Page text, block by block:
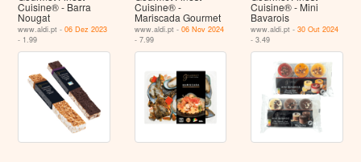
Cuisine® - Barra
Nougat
www.aldi.pt -06 Dez 2023
- 1.99
Cuisine® -
Mariscada Gourmet
www.aldi.pt - 06 Nov 2024
- 7.99
Cuisine® - Mini
Bavarois
www.aldi.pt -30 Out 2024
- 3.49